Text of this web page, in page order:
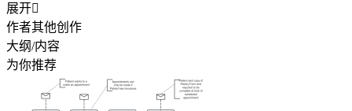
展开
作者其他创作
大纲/内容
为你推荐